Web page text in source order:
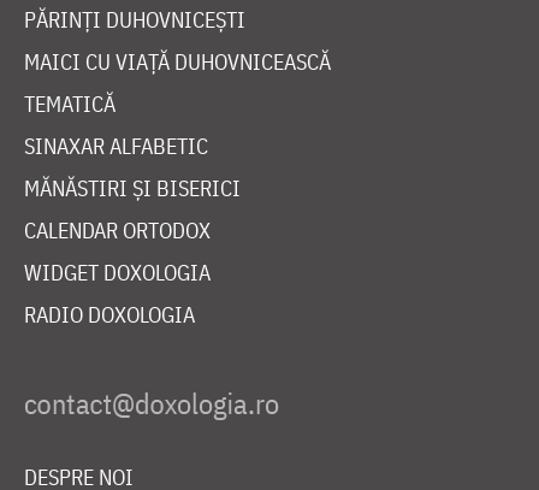
PĂRINȚI DUHOVNICEȘTI
MAICI CU VIAȚĂ DUHOVNICEASCĂ
TEMATICĂ
SINAXAR ALFABETIC
MĂNĂSTIRI ȘI BISERICI
CALENDAR ORTODOX
WIDGET DOXOLOGIA
RADIO DOXOLOGIA
DESPRE NOI